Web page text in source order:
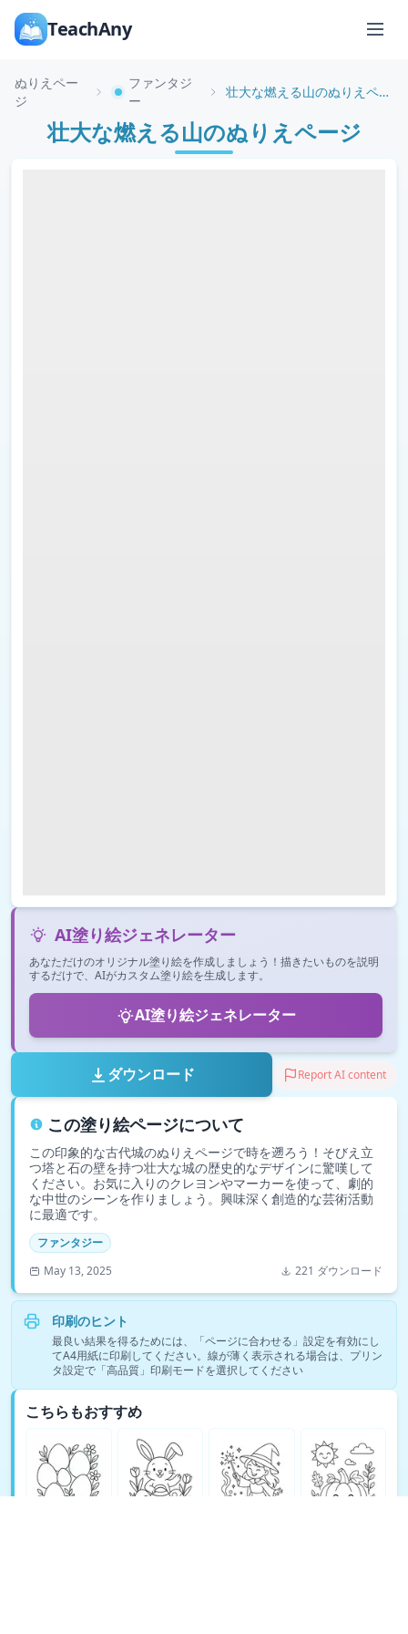
TeachAny
ぬりえペー
ジ
ファンタジ
ー
壮大な燃える山のぬりえページ
壮大な燃える山のぬりえページ
AI塗り絵ジェネレーター
あなただけのオリジナル塗り絵を作成しましょう！描きたいものを説明
するだけで、AIがカスタム塗り絵を生成します。
AI塗り絵ジェネレーター
ダウンロード Report AI content
この塗り絵ページについて
この印象的な古代城のぬりえページで時を遡ろう！そびえ立
つ塔と石の壁を持つ壮大な城の歴史的なデザインに驚嘆して
ください。お気に入りのクレヨンやマーカーを使って、劇的
な中世のシーンを作りましょう。興味深く創造的な芸術活動
に最適です。
ファンタジー
May 13, 2025
221 ダウンロード
印刷のヒント
最良い結果を得るためには、「ページに合わせる」設定を有効にし
てA4用紙に印刷してください。線が薄く表示される場合は、プリン
タ設定で「高品質」印刷モードを選択してください
こちらもおすすめ